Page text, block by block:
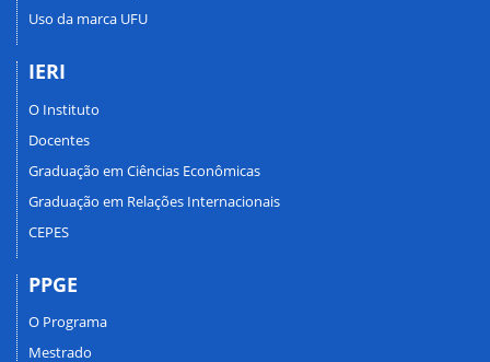
Uso da marca UFU
IERI
O Instituto
Docentes
Graduação em Ciências Econômicas
Graduação em Relações Internacionais
CEPES
PPGE
O Programa
Mestrado